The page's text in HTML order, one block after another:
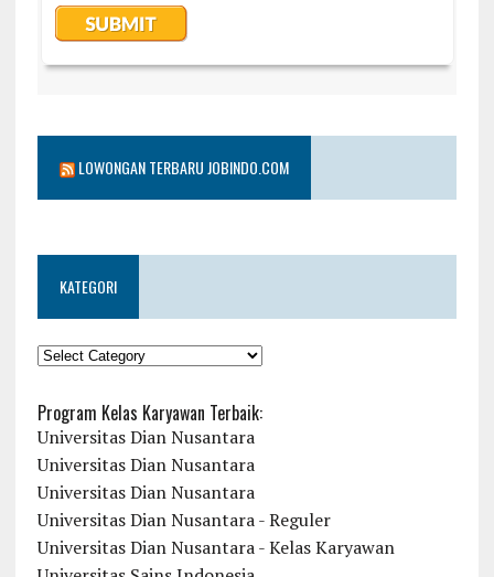
LOWONGAN TERBARU JOBINDO.COM
KATEGORI
KATEGORI
Program Kelas Karyawan Terbaik:
Universitas Dian Nusantara
Universitas Dian Nusantara
Universitas Dian Nusantara
Universitas Dian Nusantara - Reguler
Universitas Dian Nusantara - Kelas Karyawan